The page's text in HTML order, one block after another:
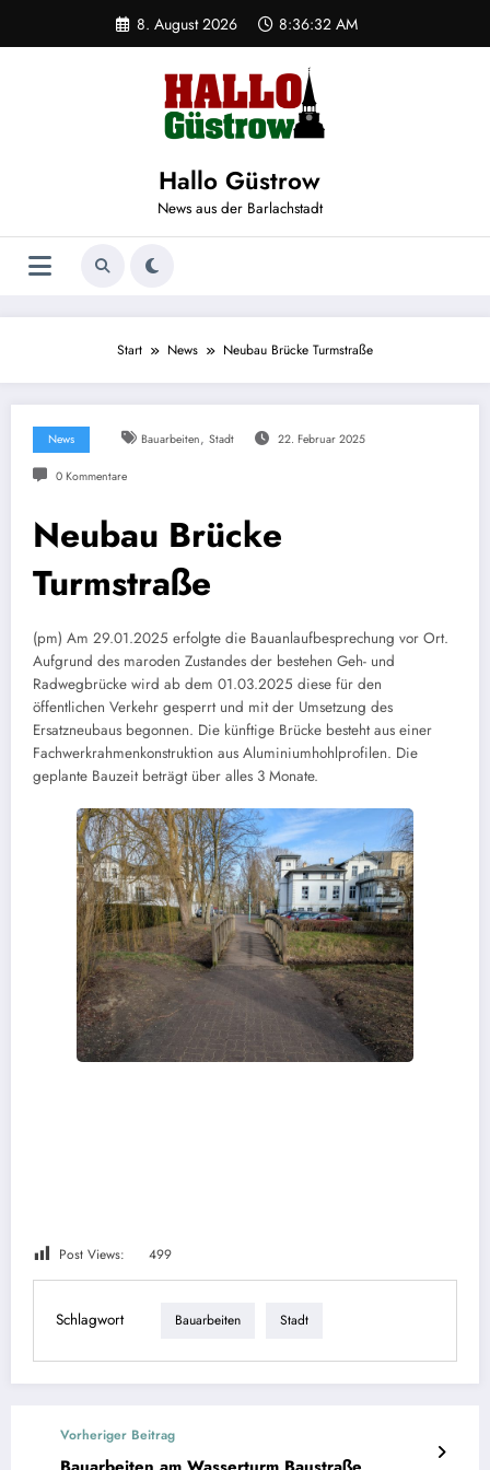
springen
8. August 2026 8:36:32 AM
Hallo Güstrow
News aus der Barlachstadt
Start News Neubau Brücke Turmstraße
News Bauarbeiten, Stadt 22. Februar 2025
0 Kommentare
Neubau Brücke
Turmstraße
(pm) Am 29.01.2025 erfolgte die Bauanlaufbesprechung vor Ort.
Aufgrund des maroden Zustandes der bestehen Geh- und
Radwegbrücke wird ab dem 01.03.2025 diese für den
öffentlichen Verkehr gesperrt und mit der Umsetzung des
Ersatzneubaus begonnen. Die künftige Brücke besteht aus einer
Fachwerkrahmenkonstruktion aus Aluminiumhohlprofilen. Die
geplante Bauzeit beträgt über alles 3 Monate.
Post Views: 499
Schlagwort Bauarbeiten Stadt
Vorheriger Beitrag